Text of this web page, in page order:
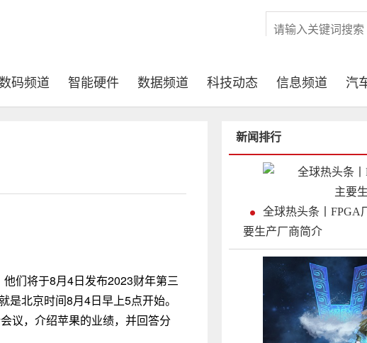
数码频道 智能硬件 数据频道 科技动态 信息频道 汽
们将于8月4日发布2023财年第三
北京时间8月4日早上5点开始。
议，介绍苹果的业绩，并回答分
新闻排行
全球热头条丨FPGA
要生产厂商简介